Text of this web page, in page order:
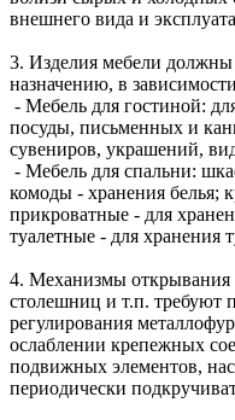
внешнего вида и
3. Изделия мебели должны
назначению, в
- Мебель для гостиной:
посуды, письменных и
сувениров, украшений,
- Мебель для спальни:
комоды - хранения белья;
прикроватные - для
туалетные - для хранения
4. Механизмы открывания
столешниц и т.п. требуют
регулирования
ослаблении крепежных
подвижных элементов,
периодически